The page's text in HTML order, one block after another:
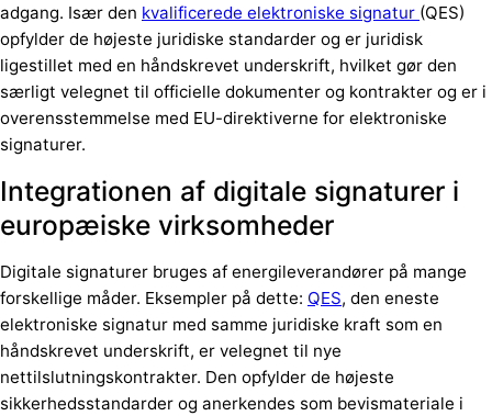
adgang. Især den kvalificerede elektroniske signatur (QES)
opfylder de højeste juridiske standarder og er juridisk
ligestillet med en håndskrevet underskrift, hvilket gør den
særligt velegnet til officielle dokumenter og kontrakter og er i
overensstemmelse med EU-direktiverne for elektroniske
signaturer.
Integrationen af digitale signaturer i
europæiske virksomheder
Digitale signaturer bruges af energileverandører på mange
forskellige måder. Eksempler på dette: QES, den eneste
elektroniske signatur med samme juridiske kraft som en
håndskrevet underskrift, er velegnet til nye
nettilslutningskontrakter. Den opfylder de højeste
sikkerhedsstandarder og anerkendes som bevismateriale i